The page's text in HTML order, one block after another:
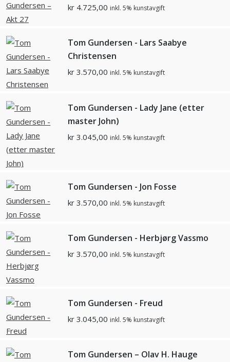
kr 4.725,00 inkl. 5% kunstavgift
Tom Gundersen - Lars Saabye
Christensen
kr 3.570,00 inkl. 5% kunstavgift
Tom Gundersen - Lady Jane (etter
master John)
kr 3.045,00 inkl. 5% kunstavgift
Tom Gundersen - Jon Fosse
kr 3.570,00 inkl. 5% kunstavgift
Tom Gundersen - Herbjørg Vassmo
kr 3.570,00 inkl. 5% kunstavgift
Tom Gundersen - Freud
kr 3.045,00 inkl. 5% kunstavgift
Tom Gundersen – Olav H. Hauge